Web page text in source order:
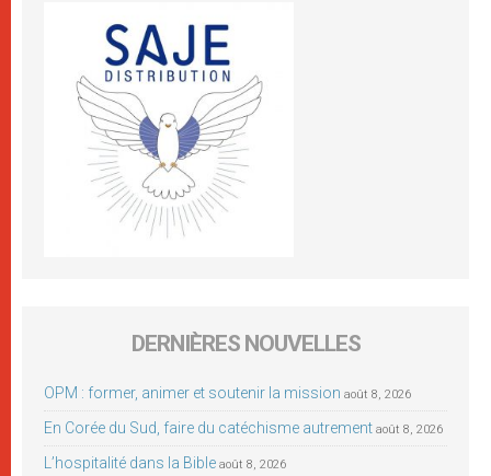
DERNIÈRES NOUVELLES
OPM : former, animer et soutenir la mission août 8, 2026
En Corée du Sud, faire du catéchisme autrement août 8, 2026
L’hospitalité dans la Bible août 8, 2026